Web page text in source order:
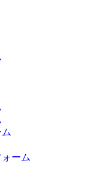
ーム